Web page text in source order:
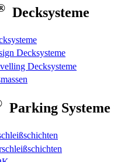
Decksysteme
Decksysteme
Decksysteme
Parking